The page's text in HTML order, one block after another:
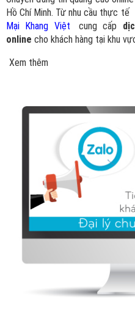
Hồ Chí Minh. Từ nhu cầu thực tế
Mại Khang Việt
cung cấp
online cho khách hàng tại khu
Xem thêm